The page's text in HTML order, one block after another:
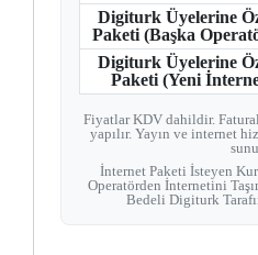
Digiturk Üyelerine
Paketi (Başka
Digiturk Üyelerine
Paketi (Yeni
Fiyatlar KDV dahildir.
yapılır. Yayın ve internet
İnternet Paketi İsteyen
Operatörden İnternetini
Bedeli Digiturk